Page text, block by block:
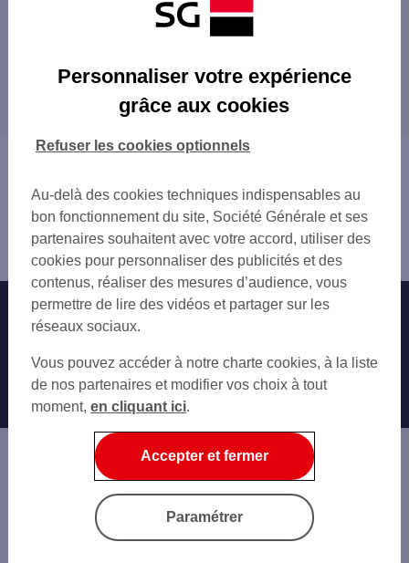
Les agences SG PRO dans les villes à
Les agences SG PRO dans les départements
31 HAUTE-GARONNE
66 PYRÉNÉES-ORIENTALES
81 TARN
Aude
Nos engagements Nous contacter
Autres sites SG
Professionnels
Entreprises
Associations
Banque privée
Economie Publique
Informations légales
Personnaliser votre expérience
grâce aux cookies
Au-delà des cookies techniques indispensables au
bon fonctionnement du site, Société Générale et ses
partenaires souhaitent avec votre accord, utiliser des
cookies pour personnaliser des publicités et des
contenus, réaliser des mesures d’audience, vous
permettre de lire des vidéos et partager sur les
réseaux sociaux.
Vous pouvez accéder à notre charte cookies, à la liste
de nos partenaires et modifier vos choix à tout
moment, en cliquant ici.
Refuser les cookies optionnels
Accepter et fermer
Paramétrer